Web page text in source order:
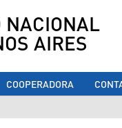
NACIONAL
AIRES
COOPERADORA